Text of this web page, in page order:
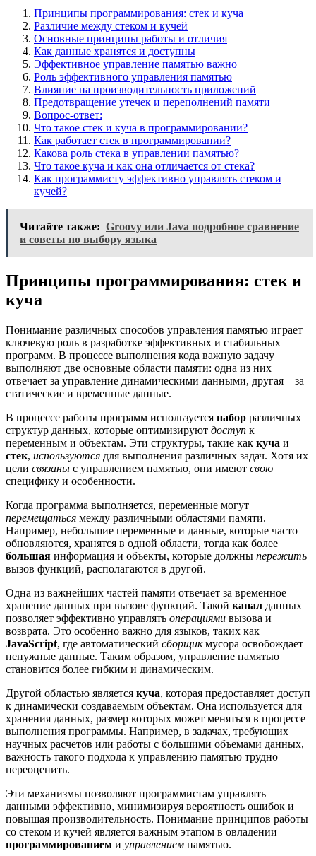
Принципы программирования: стек и куча
Различие между стеком и кучей
Основные принципы работы и отличия
Как данные хранятся и доступны
Эффективное управление памятью важно
Роль эффективного управления памятью
Влияние на производительность приложений
Предотвращение утечек и переполнений памяти
Вопрос-ответ:
Что такое стек и куча в программировании?
Как работает стек в программировании?
Какова роль стека в управлении памятью?
Что такое куча и как она отличается от стека?
Как программисту эффективно управлять стеком и
кучей?
Читайте также: Groovy или Java подробное сравнение
и советы по выбору языка
Принципы программирования: стек и
куча
Понимание различных способов управления памятью играет
ключевую роль в разработке эффективных и стабильных
программ. В процессе выполнения кода важную задачу
выполняют две основные области памяти: одна из них
отвечает за управление динамическими данными, другая – за
статические и временные данные.
В процессе работы программ используется набор различных
структур данных, которые оптимизируют доступ к
переменным и объектам. Эти структуры, такие как куча и
стек, используются для выполнения различных задач. Хотя их
цели связаны с управлением памятью, они имеют свою
специфику и особенности.
Когда программа выполняется, переменные могут
перемещаться между различными областями памяти.
Например, небольшие переменные и данные, которые часто
обновляются, хранятся в одной области, тогда как более
большая информация и объекты, которые должны пережить
вызов функций, располагаются в другой.
Одна из важнейших частей памяти отвечает за временное
хранение данных при вызове функций. Такой канал данных
позволяет эффективно управлять операциями вызова и
возврата. Это особенно важно для языков, таких как
JavaScript, где автоматический сборщикмусора освобождает
ненужные данные. Таким образом, управление памятью
становится более гибким и динамическим.
Другой областью является куча, которая предоставляет доступ
к динамически создаваемым объектам. Она используется для
хранения данных, размер которых может меняться в процессе
выполнения программы. Например, в задачах, требующих
научных расчетов или работы с большими объемами данных,
важность такого подхода к управлению памятью трудно
переоценить.
Эти механизмы позволяют программистам управлять
данными эффективно, минимизируя вероятность ошибок и
повышая производительность. Понимание принципов работы
со стеком и кучей является важным этапом в овладении
программированием и управлением памятью.